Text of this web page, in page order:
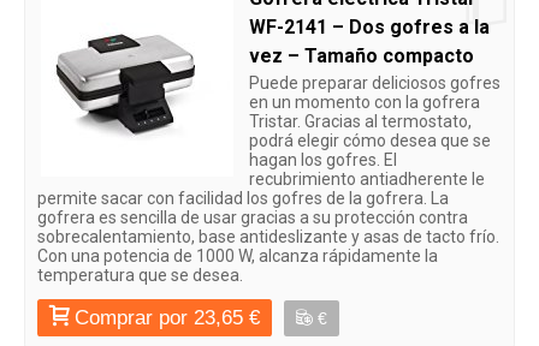
WF-2141 – Dos gofres a la
vez – Tamaño compacto
Puede preparar deliciosos gofres
en un momento con la gofrera
Tristar. Gracias al termostato,
podrá elegir cómo desea que se
hagan los gofres. El
recubrimiento antiadherente le
permite sacar con facilidad los gofres de la gofrera. La
gofrera es sencilla de usar gracias a su protección contra
sobrecalentamiento, base antideslizante y asas de tacto frío.
Con una potencia de 1000 W, alcanza rápidamente la
temperatura que se desea.
Comprar por 23,65 € €